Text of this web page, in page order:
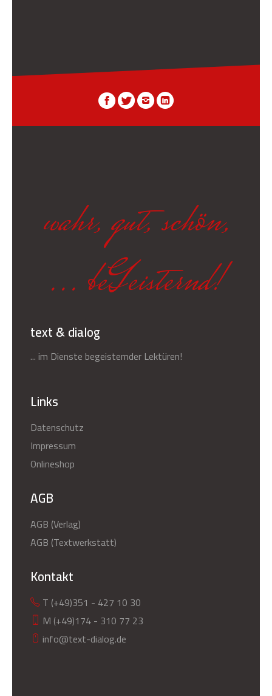
wahr, gut, schön,
... beGeisternd!
text & dialog
... im Dienste begeisternder Lektüren!
Links
Datenschutz
Impressum
Onlineshop
AGB
AGB (Verlag)
AGB (Textwerkstatt)
Kontakt
T (+49)351 - 427 10 30
M (+49)174 - 310 77 23
info@text-dialog.de